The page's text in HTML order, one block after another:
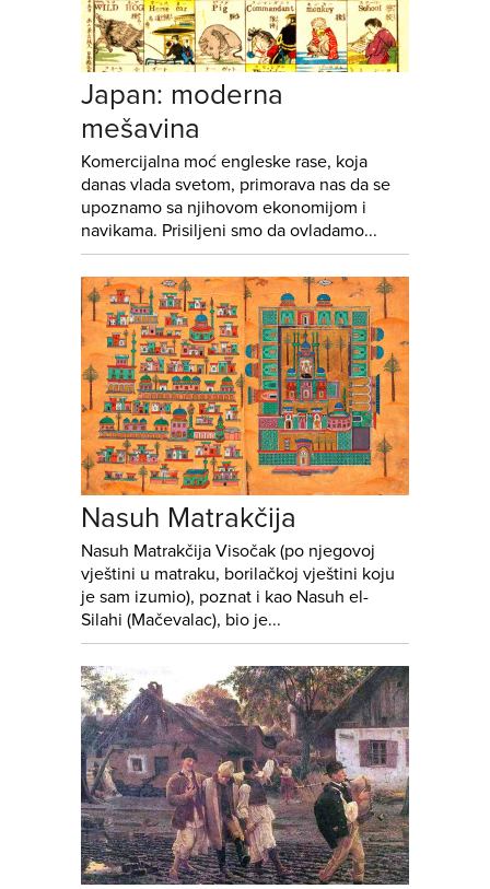
Japan: moderna
mešavina
Komercijalna moć engleske rase, koja
danas vlada svetom, primorava nas da se
upoznamo sa njihovom ekonomijom i
navikama. Prisiljeni smo da ovladamo...
Nasuh Matrakčija
Nasuh Matrakčija Visočak (po njegovoj
vještini u matraku, borilačkoj vještini koju
je sam izumio), poznat i kao Nasuh el-
Silahi (Mačevalac), bio je...